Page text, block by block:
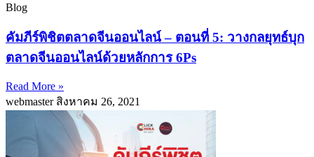
Blog
คัมภีร์พิชิตตลาดจีนออนไลน์ – ตอนที่ 5: วางกลยุทธ์บุก
ตลาดจีนออนไลน์ด้วยหลักการ 6Ps
Read More »
webmaster สิงหาคม 26, 2021